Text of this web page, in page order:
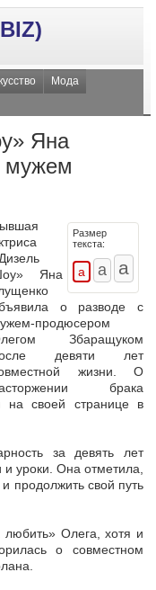
Мода
Яна
мужем
Размер
текста:
Яна
о разводе с
продюсером
Збаращуком
девяти лет
жизни. О
брака
на своей странице в
за девять лет
уроки. Она отметила,
продолжить свой путь
любить» Олега, хотя и
о совместном